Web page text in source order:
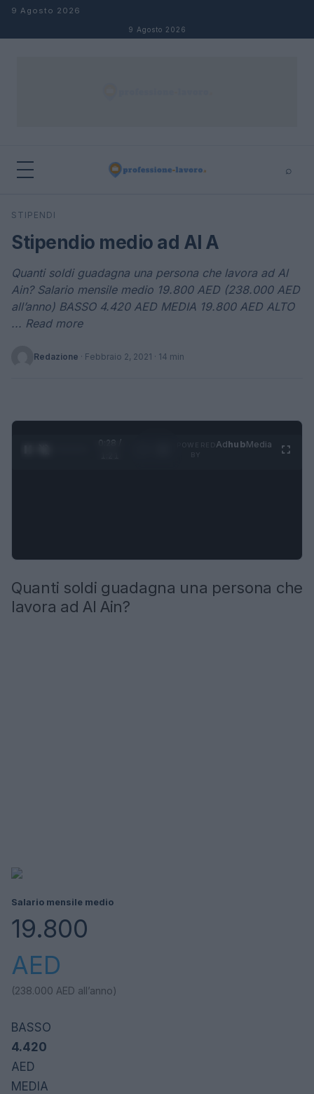
Salta al contenuto
9 Agosto 2026
9 Agosto 2026
⌕
Cerca
STIPENDI
Stipendio medio ad Al A
Quanti soldi guadagna una persona che lavora ad Al
Ain? Salario mensile medio 19.800 AED (238.000 AED
all’anno) BASSO 4.420 AED MEDIA 19.800 AED ALTO
... Read more
Redazione · Febbraio 2, 2021 · 14 min
0:29 /
AdhubMedia
Quanti soldi guadagna una persona che
lavora ad Al Ain?
Salario mensile medio
19.800
AED
(238.000 AED all’anno)
BASSO
4.420
AED
MEDIA